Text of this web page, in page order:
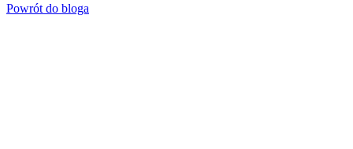
Powrót do bloga